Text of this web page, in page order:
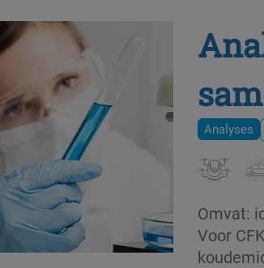
Analyses
Omvat:
Voor